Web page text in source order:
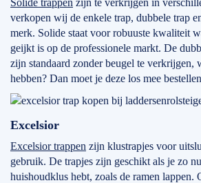
Solide trappen zijn te verkrijgen in
verkopen wij de enkele trap, dubbele trap
merk. Solide staat voor robuuste kwaliteit
geijkt is op de professionele markt. De
zijn standaard zonder beugel te verkrijgen,
hebben? Dan moet je deze los mee
Excelsior
Excelsior trappen zijn klustrapjes voor
gebruik. De trapjes zijn geschikt als je zo
huishoudklus hebt, zoals de ramen lappen.